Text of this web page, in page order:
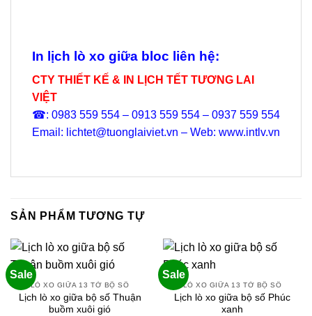
In lịch lò xo giữa bloc liên hệ:
CTY THIẾT KẾ & IN LỊCH TẾT TƯƠNG LAI
VIỆT
☎: 0983 559 554 – 0913 559 554 – 0937 559 554
Email: lichtet@tuonglaiviet.vn – Web: www.intlv.vn
SẢN PHẨM TƯƠNG TỰ
Sale
LÒ XO GIỮA 13 TỜ BỘ SỐ
Lịch lò xo giữa bộ số Thuận
buồm xuôi gió
Sale
LÒ XO GIỮA 13 TỜ BỘ SỐ
Lịch lò xo giữa bộ số Phúc
xanh